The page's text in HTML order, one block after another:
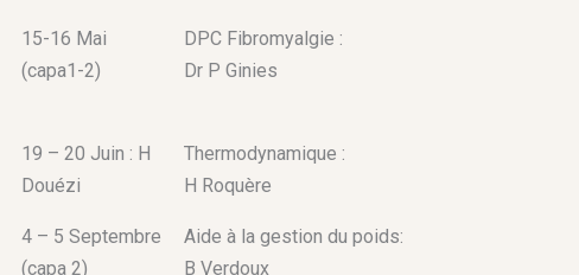
15-16 Mai
(capa1-2)
DPC Fibromyalgie :
Dr P Ginies
19 – 20 Juin : H
Douézi
Thermodynamique :
H Roquère
4 – 5 Septembre
(capa 2)
Aide à la gestion du poids:
B Verdoux